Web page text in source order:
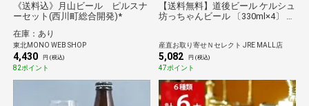
《送料込》月山ビール ピルスナ
ーセット(西川町総合開発)*
在庫：あり
東北MONO WEB SHOP
4,430 円 (税込)
82ポイント
【送料無料】道後ビール ケルシュ
坊っちゃんビール 〔330ml×4〕 生
産直お取り寄せＮセレクト JRE MALL店
5,082 円 (税込)
47ポイント